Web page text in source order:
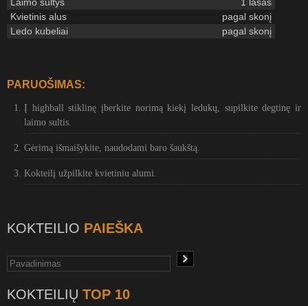
Kvietinis alus
pagal skonį
Ledo kubeliai
pagal skonį
PARUOŠIMAS:
Į highball stiklinę įberkite norimą kiekį ledukų, supilkite degtinę ir
laimo sultis.
Gėrimą išmaišykite, naudodami baro šaukštą.
Kokteilį užpilkite kvietiniu alumi.
KOKTEILIO PAIEŠKA
KOKTEILIŲ TOP 10